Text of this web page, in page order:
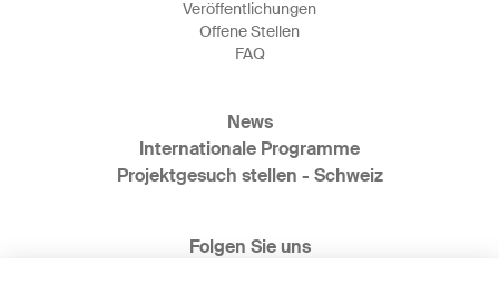
Veröffentlichungen
Offene Stellen
FAQ
News
Internationale Programme
Projektgesuch stellen - Schweiz
Folgen Sie uns